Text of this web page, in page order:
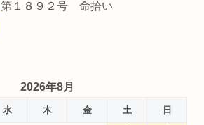
第１８９２号 命拾い
2026年8月
水 木 金 土
日